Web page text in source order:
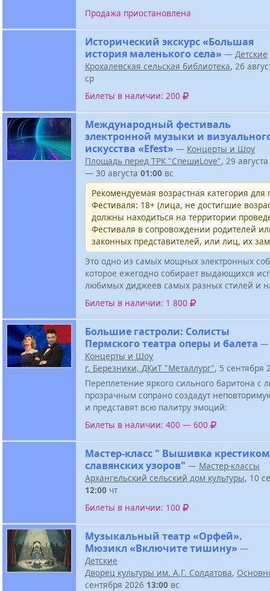
Продажа приостановлена
Исторический экскурс «Большая
история маленького села» — Детские
Крохалевская сельская библиотека, 26
ср
Билеты в наличии: 200
Международный фестиваль
электронной музыки и
искусства «Efest» — Концерты и Шоу
Площадь перед ТРК "СпешиLove", 29
— 30 августа 01:00 вс
Рекомендуемая возрастная категория
Фестиваля: 18+ (лица, не достигшие
должны находиться на территории
Фестиваля в сопровождении родителей
законных представителей, или лиц, их
Это одно из самых мощных электронных
которое ежегодно собирает выдающихся
любимых диджеев самых разных стилей и
Билеты в наличии: 1 800
Большие гастроли: Солисты
Пермского театра оперы и балета —
Концерты и Шоу
г. Березники, ДКиТ "Металлург", 5 сентября
Переплетение яркого сильного баритона с
прозрачным сопрано создадут
и представят всю палитру эмоций:
Билеты в наличии: 400 — 600
Мастер-класс " Вышивка крестиком
славянских узоров" — Мастер-классы
Архангельский сельский дом культуры, 10
12:00 чт
Билеты в наличии: 100
Музыкальный театр «Орфей».
Мюзикл «Включите тишину» —
Детские
Дворец культуры им. А.Г. Солдатова,
сентября 2026 13:00 вс